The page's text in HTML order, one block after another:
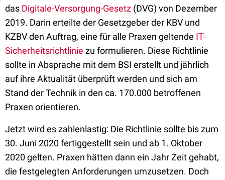
das Digitale-Versorgung-Gesetz (DVG) von Dezember
2019. Darin erteilte der Gesetzgeber der KBV und
KZBV den Auftrag, eine für alle Praxen geltende IT-
Sicherheitsrichtlinie zu formulieren. Diese Richtlinie
sollte in Absprache mit dem BSI erstellt und jährlich
auf ihre Aktualität überprüft werden und sich am
Stand der Technik in den ca. 170.000 betroffenen
Praxen orientieren.
Jetzt wird es zahlenlastig: Die Richtlinie sollte bis zum
30. Juni 2020 fertiggestellt sein und ab 1. Oktober
2020 gelten. Praxen hätten dann ein Jahr Zeit gehabt,
die festgelegten Anforderungen umzusetzen. Doch